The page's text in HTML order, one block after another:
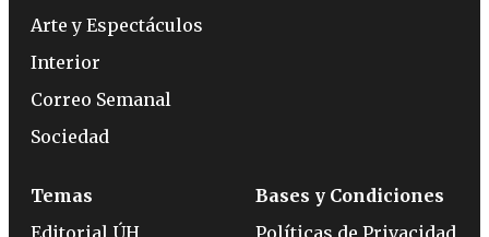
Arte y Espectáculos
Interior
Correo Semanal
Sociedad
Temas
Editorial ÚH
Bases y Condiciones
Políticas de Privacidad